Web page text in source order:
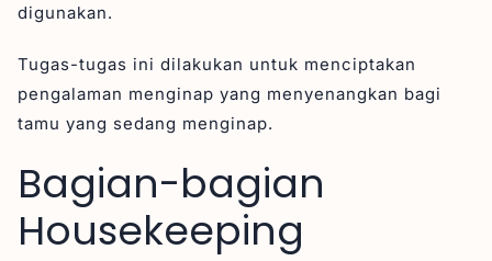
digunakan.
Tugas-tugas ini dilakukan untuk menciptakan
pengalaman menginap yang menyenangkan bagi
tamu yang sedang menginap.
Bagian-bagian
Housekeeping